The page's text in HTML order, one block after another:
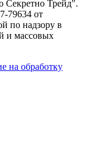
Трейд".
79634 от
по надзору в
и массовых
на обработку